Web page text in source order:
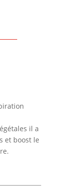
il a
et boost le